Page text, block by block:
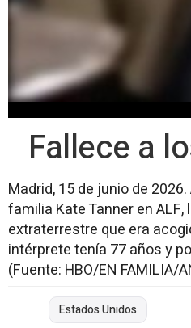
Fallece a
Madrid, 15 de junio de
familia Kate Tanner en
extraterrestre que era
intérprete tenía 77 años y
(Fuente: HBO/EN FAMILIA/
Estados Unidos